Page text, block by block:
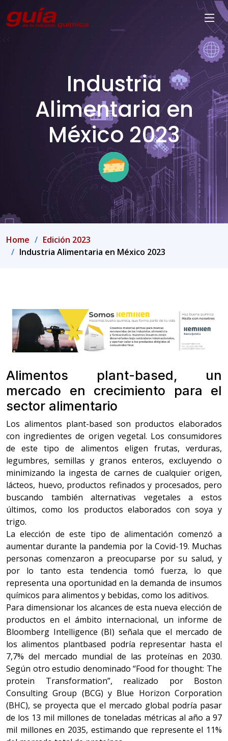
Industria
Alimentaria en
México 2023
Home
Edición 2023
Industria Alimentaria en México 2023
Alimentos plant-based, un
mercado en crecimiento para el
sector alimentario
Los alimentos plant-based son productos elaborados
con ingredientes de origen vegetal. Los consumidores
de este tipo de alimentos eligen frutas, verduras,
legumbres, semillas y granos enteros, excluyendo o
minimizando la ingesta de carnes de cualquier origen,
lácteos, huevo, productos refinados y procesados, pero
buscando también alternativas vegetales a estos
últimos, como los productos elaborados con soya y
trigo.
La elección de este tipo de alimentación comenzó a
aumentar durante la pandemia por la Covid-19. Muchas
personas comenzaron a preocuparse por su salud, y
por lo tanto esta tendencia tomó fuerza, lo que
representa una oportunidad en la demanda de insumos
químicos para alimentos y bebidas, como los aditivos.
Para dimensionar los alcances de esta nueva elección de
productos en el ámbito internacional, un informe de
Bloomberg Intelligence (BI) señala que el mercado de
los alimentos plantbased podría representar hasta el
7,7% del mercado mundial de las proteínas en 2030.
Según otro estudio denominado “Food for thought: The
protein Transformation”, realizado por Boston
Consulting Group (BCG) y Blue Horizon Corporation
(BHC), se proyecta que el mercado global podría pasar
de los 13 mil millones de toneladas métricas al año a 97
mil millones en 2035, estimando que represente el 11%